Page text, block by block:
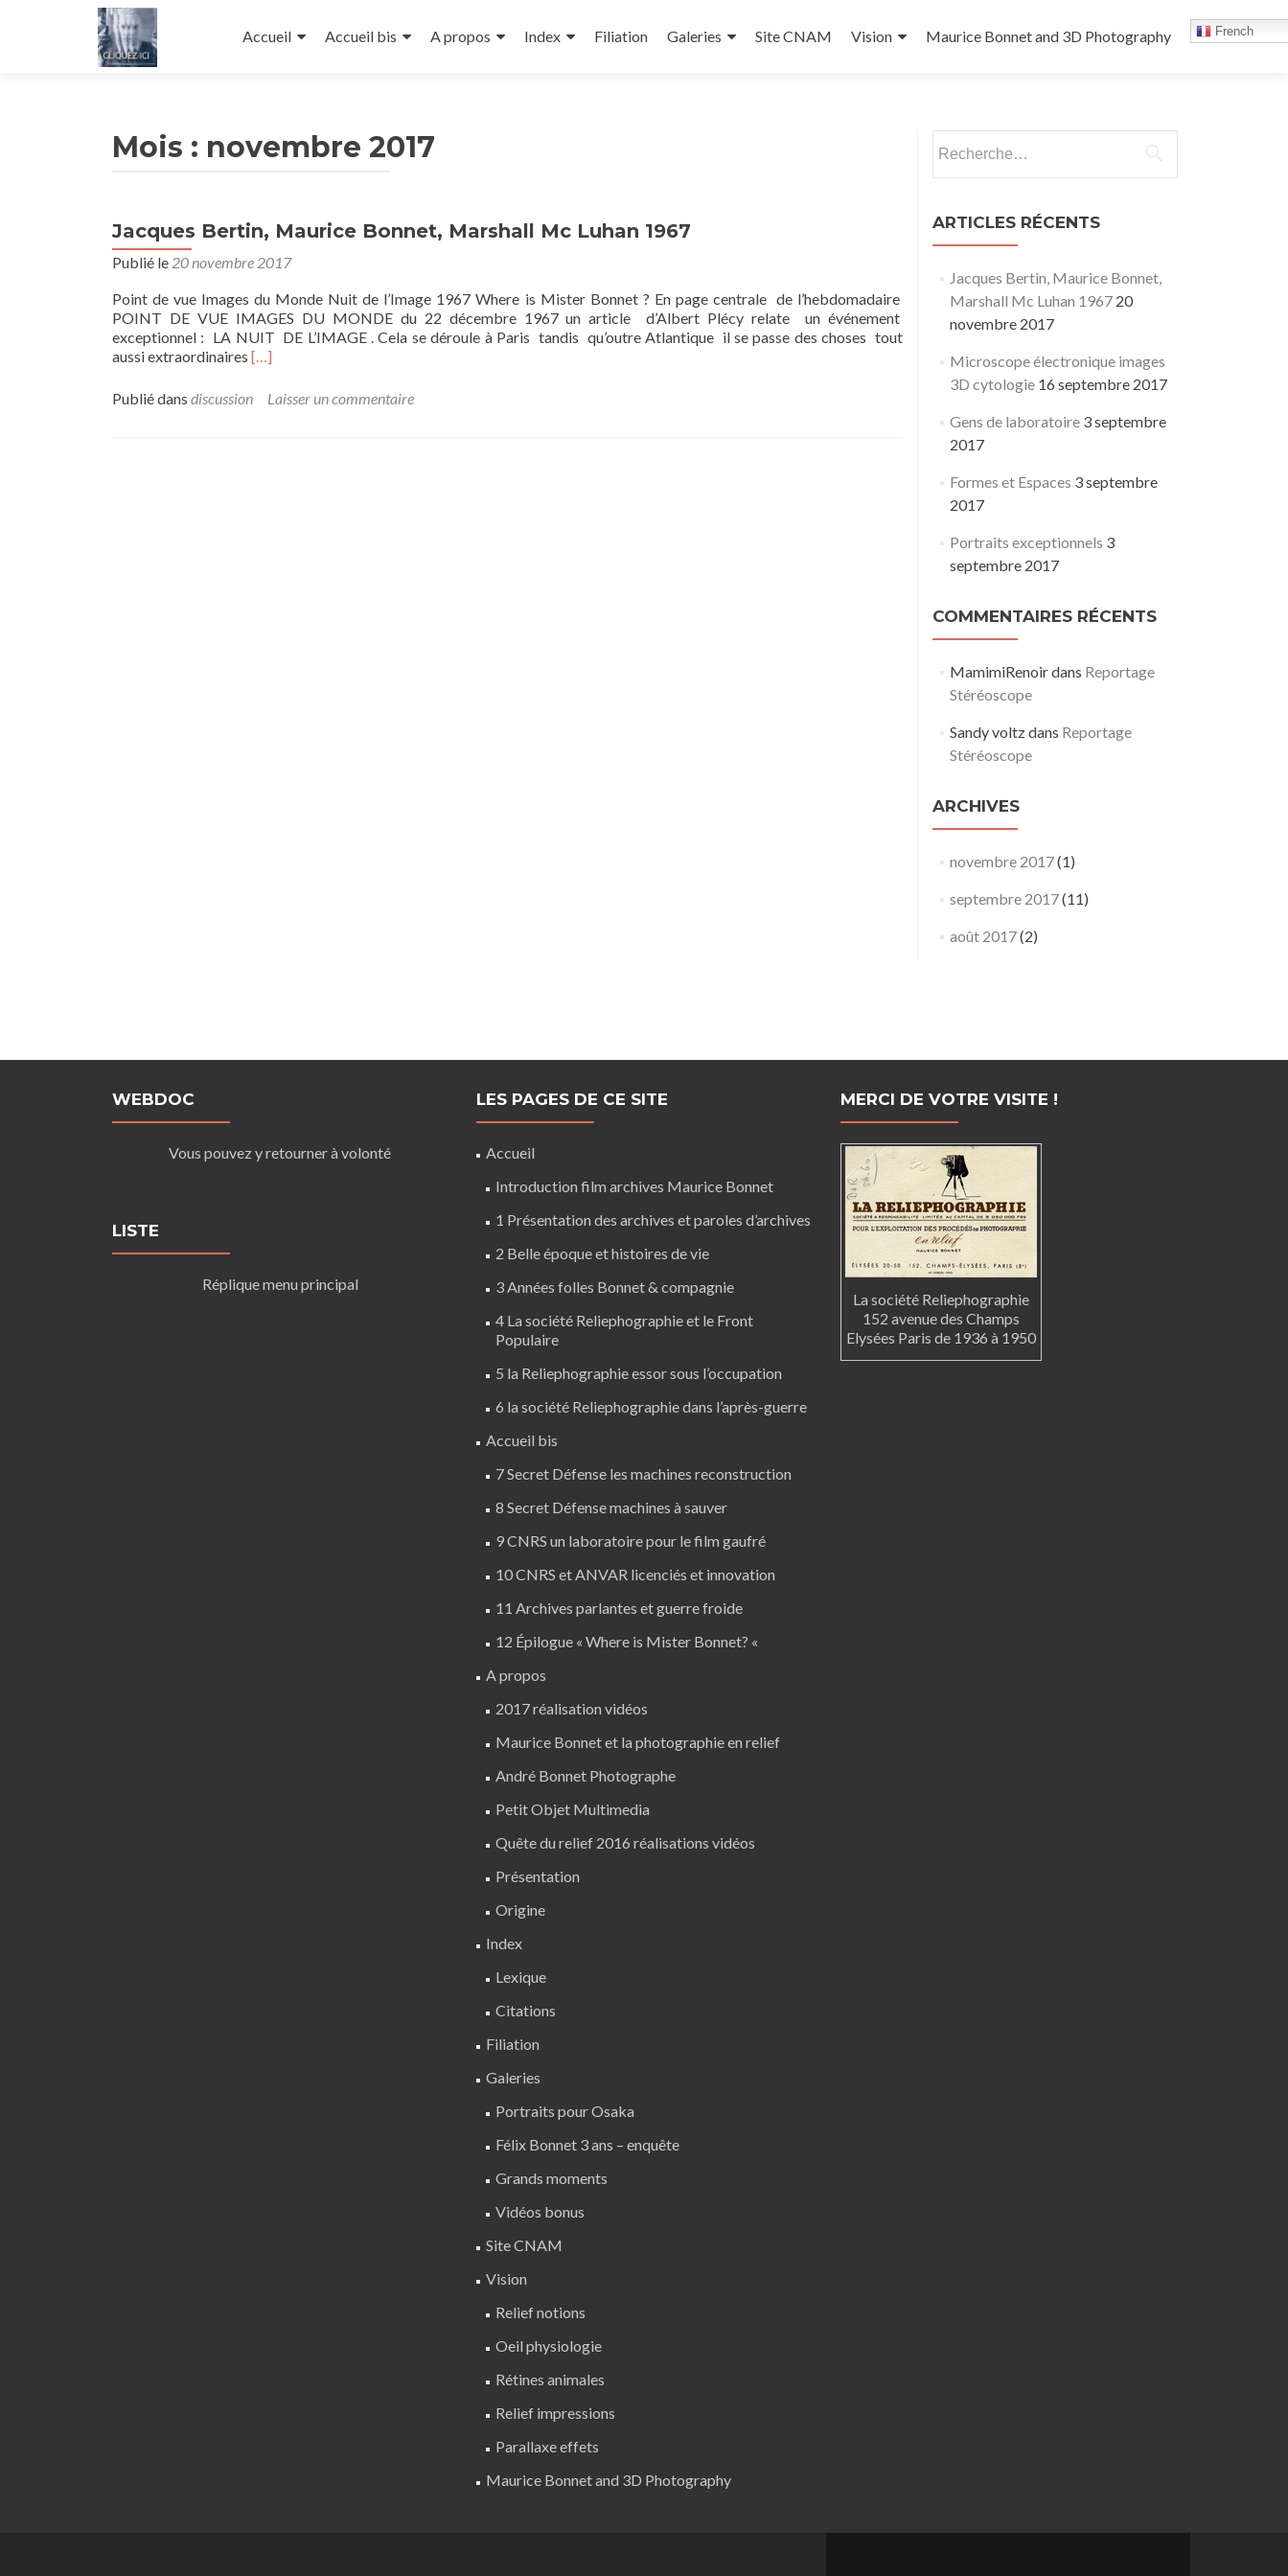
Accueil
Accueil bis A propos Index Filiation Galeries Site CNAM Vision Maurice Bonnet and 3D Photography French
Mois : novembre 2017
Jacques Bertin, Maurice Bonnet, Marshall Mc Luhan 1967
Publié le 20 novembre 2017
Point de vue Images du Monde Nuit de l’Image 1967 Where is Mister Bonnet ? En page centrale de l’hebdomadaire
POINT DE VUE IMAGES DU MONDE du 22 décembre 1967 un article d’Albert Plécy relate un événement
exceptionnel : LA NUIT DE L’IMAGE . Cela se déroule à Paris tandis qu’outre Atlantique il se passe des choses tout
aussi extraordinaires En
plus
[…]
Publié dans discussion Laisser un commentaire
ARTICLES RÉCENTS
Jacques Bertin, Maurice Bonnet,
Marshall Mc Luhan 1967 20
novembre 2017
Microscope électronique images
3D cytologie 16 septembre 2017
Gens de laboratoire 3 septembre
2017
Formes et Espaces 3 septembre
2017
Portraits exceptionnels 3
septembre 2017
COMMENTAIRES RÉCENTS
MamimiRenoirdans Reportage
Stéréoscope
Sandy voltzdans Reportage
Stéréoscope
ARCHIVES
novembre 2017(1)
septembre 2017(11)
août 2017(2)
WEBDOC
Vous pouvez y retourner à volonté
LISTE
Réplique menu principal
LES PAGES DE CE SITE
Accueil
Introduction film archives Maurice Bonnet
1 Présentation des archives et paroles d’archives
2 Belle époque et histoires de vie
3 Années folles Bonnet & compagnie
4 La société Reliephographie et le Front
Populaire
5 la Reliephographie essor sous l’occupation
6 la société Reliephographie dans l’après-guerre
Accueil bis
7 Secret Défense les machines reconstruction
8 Secret Défense machines à sauver
9 CNRS un laboratoire pour le film gaufré
10 CNRS et ANVAR licenciés et innovation
11 Archives parlantes et guerre froide
12 Épilogue « Where is Mister Bonnet? «
A propos
2017 réalisation vidéos
Maurice Bonnet et la photographie en relief
André Bonnet Photographe
Petit Objet Multimedia
Quête du relief 2016 réalisations vidéos
Présentation
Origine
Index
Lexique
Citations
Filiation
Galeries
Portraits pour Osaka
Félix Bonnet 3 ans – enquête
Grands moments
Vidéos bonus
Site CNAM
Vision
Relief notions
Oeil physiologie
Rétines animales
Relief impressions
Parallaxe effets
Maurice Bonnet and 3D Photography
MERCI DE VOTRE VISITE !
La société Reliephographie
152 avenue des Champs
Elysées Paris de 1936 à 1950